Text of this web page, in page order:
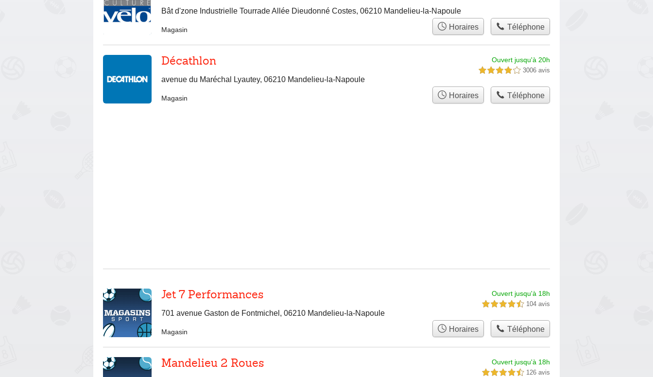
Bât d'zone Industrielle Tourrade Allée Dieudonné Costes, 06210 Mandelieu-la-Napoule
Magasin Horaires Téléphone
Décathlon
avenue du Maréchal Lyautey, 06210 Mandelieu-la-Napoule
Ouvert jusqu'à 20h
4,0 étoiles sur 5 3006 avis
Magasin Horaires Téléphone
Jet 7 Performances
701 avenue Gaston de Fontmichel, 06210 Mandelieu-la-Napoule
Ouvert jusqu'à 18h
4,5 étoiles sur 5 104 avis
Magasin Horaires Téléphone
Mandelieu 2 Roues Ouvert jusqu'à 18h
4,5 étoiles sur 5 126 avis